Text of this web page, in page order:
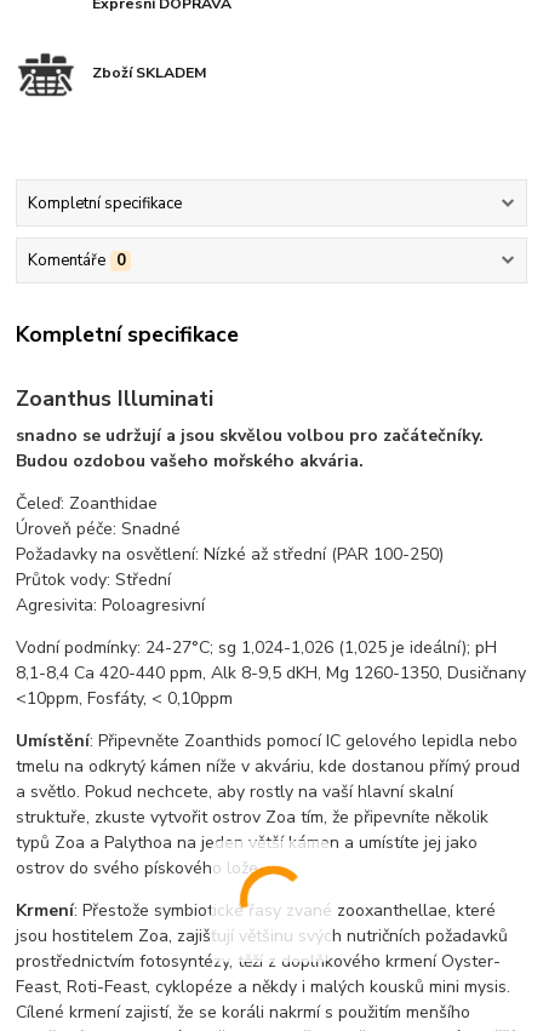
Zboží SKLADEM
Kompletní specifikace
Komentáře 0
Kompletní specifikace
Zoanthus Illuminati
snadno se udržují a jsou skvělou volbou pro začátečníky.
Budou ozdobou vašeho mořského akvária.
Čeleď: Zoanthidae
Úroveň péče: Snadné
Požadavky na osvětlení: Nízké až střední (PAR 100-250)
Průtok vody: Střední
Agresivita: Poloagresivní
Vodní podmínky: 24-27°C; sg 1,024-1,026 (1,025 je ideální); pH
8,1-8,4 Ca 420-440 ppm, Alk 8-9,5 dKH, Mg 1260-1350, Dusičnany
<10ppm, Fosfáty, < 0,10ppm
Umístění: Připevněte Zoanthids pomocí IC gelového lepidla nebo
tmelu na odkrytý kámen níže v akváriu, kde dostanou přímý proud
a světlo. Pokud nechcete, aby rostly na vaší hlavní skalní
struktuře, zkuste vytvořit ostrov Zoa tím, že připevníte několik
typů Zoa a Palythoa na jeden větší kámen a umístíte jej jako
ostrov do svého pískového lože.
Krmení: Přestože symbiotické řasy zvané zooxanthellae, které
jsou hostitelem Zoa, zajišťují většinu svých nutričních požadavků
prostřednictvím fotosyntézy, těží z doplňkového krmení Oyster-
Feast, Roti-Feast, cyklopéze a někdy i malých kousků mini mysis.
Cílené krmení zajistí, že se koráli nakrmí s použitím menšího